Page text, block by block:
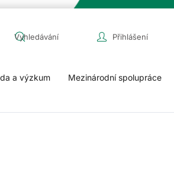
Přihlášení
a výzkum Mezinárodní spolupráce